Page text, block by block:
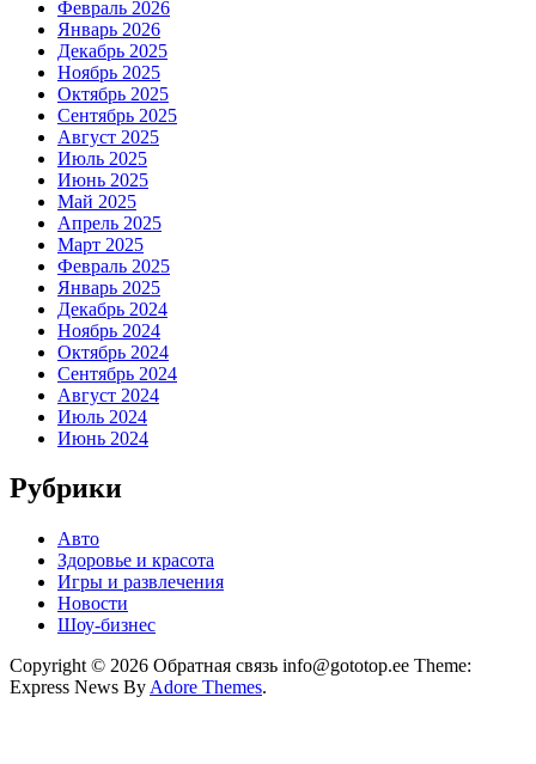
Февраль 2026
Январь 2026
Декабрь 2025
Ноябрь 2025
Октябрь 2025
Сентябрь 2025
Август 2025
Июль 2025
Июнь 2025
Май 2025
Апрель 2025
Март 2025
Февраль 2025
Январь 2025
Декабрь 2024
Ноябрь 2024
Октябрь 2024
Сентябрь 2024
Август 2024
Июль 2024
Июнь 2024
Рубрики
Авто
Здоровье и красота
Игры и развлечения
Новости
Шоу-бизнес
Copyright © 2026 Обратная связь info@gototop.ee Theme:
Express News By Adore Themes.